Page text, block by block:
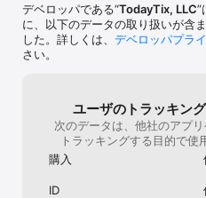
"TodayTixはまさにNY旅行中の貴
駄にしたくない旅行者のためのア
ない当日券に振り回されるより前
い人のためのアプリだ” --フロマーズ
デベロッパである“TodayTix, LLC”
に、以下のデータの取り扱いが含
した。詳しくは、 デベロッパプラ
さい。
ユーザのトラッキン
次のデータは、他社のアプ
トラッキングする目的で使
購入
ID